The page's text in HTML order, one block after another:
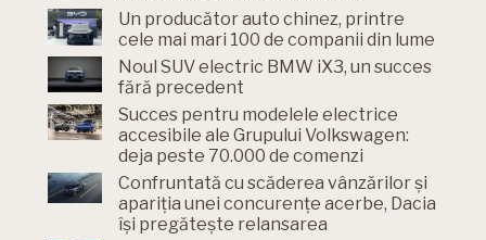
Un producător auto chinez, printre
cele mai mari 100 de companii din lume
Noul SUV electric BMW iX3, un succes
fără precedent
Succes pentru modelele electrice
accesibile ale Grupului Volkswagen:
deja peste 70.000 de comenzi
Confruntată cu scăderea vânzărilor și
apariția unei concurențe acerbe, Dacia
își pregătește relansarea